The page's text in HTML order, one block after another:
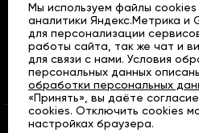
Колпинский
Красногвардейский
Краносельский
Кронштадтский
Курортный
Развернуть
© «АРТА» Санкт -
Мы используем файлы cookies
аналитики Яндекс.Метрика и
для персонализации
работы сайта, так же чат и
для связи с нами. Условия
персональных данных
обработки персональных
«Принять», вы даёте
cookies. Отключить cookies
настройках браузера.